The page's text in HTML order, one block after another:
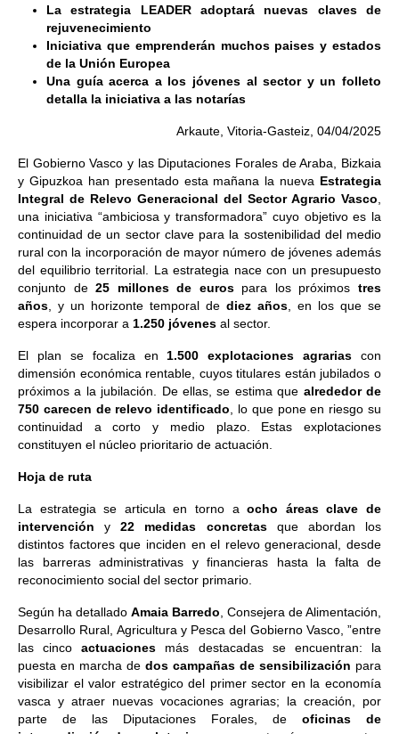
La estrategia LEADER adoptará nuevas claves de
rejuvenecimiento
Iniciativa que emprenderán muchos paises y estados
de la Unión Europea
Una guía acerca a los jóvenes al sector y un folleto
detalla la iniciativa a las notarías
Arkaute, Vitoria-Gasteiz, 04/04/2025
El Gobierno Vasco y las Diputaciones Forales de Araba, Bizkaia
y Gipuzkoa han presentado esta mañana la nueva Estrategia
Integral de Relevo Generacional del Sector Agrario Vasco
una iniciativa “ambiciosa y transformadora” cuyo objetivo es la
continuidad de un sector clave para la sostenibilidad del medio
rural con la incorporación de mayor número de jóvenes además
del equilibrio territorial. La estrategia nace con un presupuesto
conjunto de25 millones de eurospara los próximostres
años , y un horizonte temporal de diez años , en los que se
espera incorporar a 1.250 jóvenes al sector.
El plan se focaliza en 1.500 explotaciones agrarias con
dimensión económica rentable, cuyos titulares están jubilados o
próximos a la jubilación. De ellas, se estima que alrededor de
750 carecen de relevo identificado , lo que pone en riesgo su
continuidad a corto y medio plazo. Estas explotaciones
constituyen el núcleo prioritario de actuación.
Hoja de ruta
La estrategia se articula en torno aocho áreas clave de
intervención y22 medidas concretasque abordan los
distintos factores que inciden en el relevo generacional, desde
las barreras administrativas y financieras hasta la falta de
reconocimiento social del sector primario.
Según ha detallado Amaia Barredo , Consejera de Alimentación,
Desarrollo Rural, Agricultura y Pesca del Gobierno Vasco, ”entre
las cincoactuaciones más destacadas se encuentran: la
puesta en marcha de dos campañas de sensibilización para
visibilizar el valor estratégico del primer sector en la economía
vasca y atraer nuevas vocaciones agrarias; la creación, por
parte de las Diputaciones Forales, de oficinas de